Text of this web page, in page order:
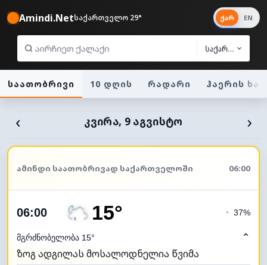
Amindi.Netსაქართველო 29°
საქართველო
ქარ EN
საათობრივი 10 დღის რადარი ჰაერის
‹ ᲙᲕᲘᲠᲐ, 9 ᲐᲒᲕᲘᲡᲢᲝ ›
ᲐᲛᲘᲜᲓᲘ ᲡᲐᲐᲗᲝᲑᲠᲘᲕᲐᲓ ᲡᲐᲥᲐᲠᲗᲕᲔᲚᲝᲨᲘ 06:00
06:00 15°
მგრძნობელობა 15°
◔ 37%
⌃
ზოგ ადგილას მოსალოდნელია წვიმა